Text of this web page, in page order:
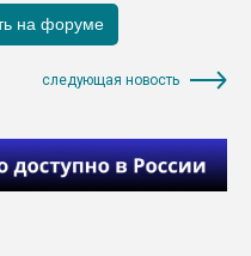
следующая новость